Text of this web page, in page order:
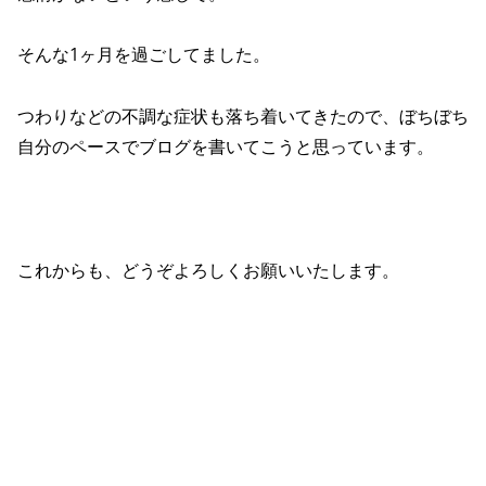
そんな1ヶ月を過ごしてました。
つわりなどの不調な症状も落ち着いてきたので、ぼちぼち
自分のペースでブログを書いてこうと思っています。
これからも、どうぞよろしくお願いいたします。